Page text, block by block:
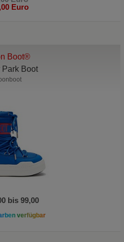
Euro
Boot®
Park Boot
bis 99,00
verfügbar